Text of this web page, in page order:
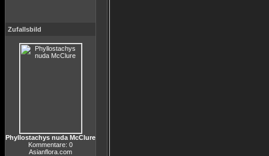
Zufallsbild
Phyllostachys nuda McClure
Kommentare: 0
Asianflora.com